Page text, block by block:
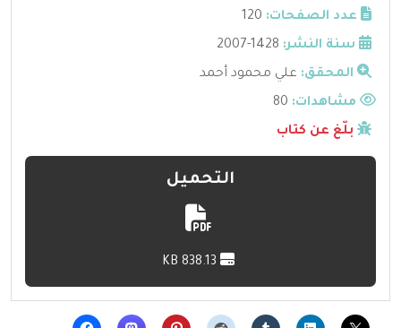
عدد الصفحات: 120
سنة النشر: 1428-2007
المحقق: علي محمود أحمد
مشاهدات:
بلّغ عن كتاب
التحميل